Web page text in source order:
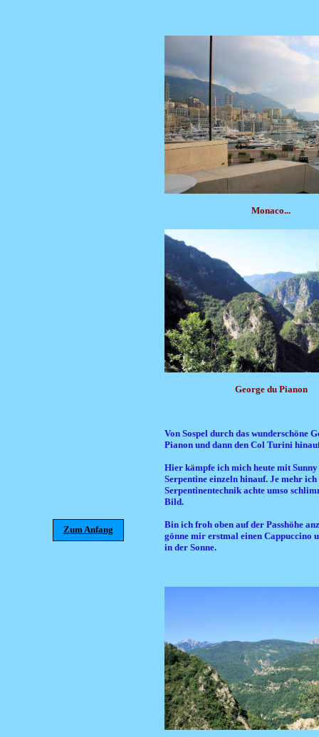
Zum Anfang
Monaco...
George du Pianon
Von Sospel durch das wunderschöne
Pianon und dann den Col Turini
Hier kämpfe ich mich heute mit Sunny
Serpentine einzeln hinauf. Je mehr ich
Serpentinentechnik achte umso
Bild.
Bin ich froh oben auf der Passhöhe
gönne mir erstmal einen Cappuccino
in der Sonne.